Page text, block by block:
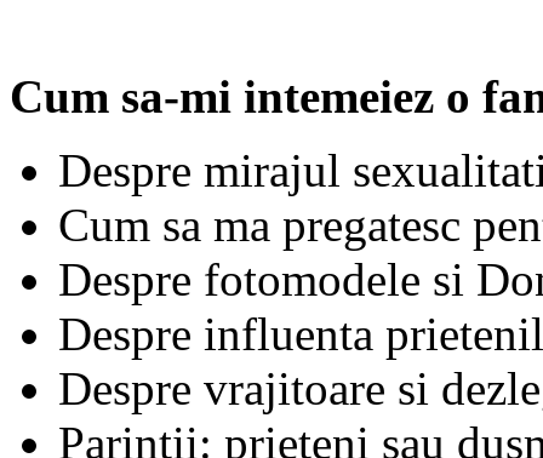
Cum sa-mi intemeiez o
Despre mirajul
Cum sa ma pregatesc
Despre fotomodele si
Despre influenta
Despre vrajitoare si
Parintii: prieteni sau